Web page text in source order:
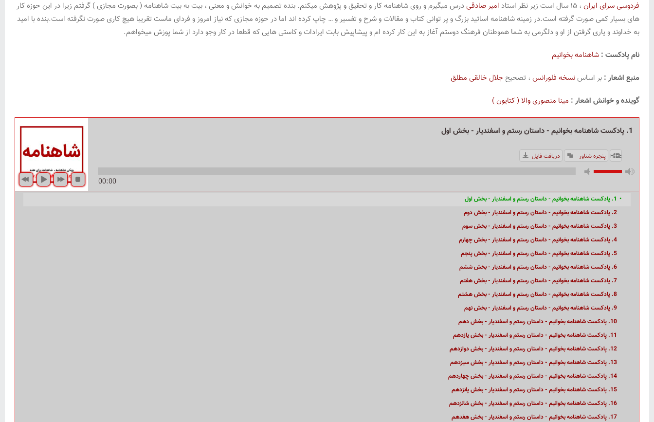
فردوسی سرای ایران ، ۱۵ سال است زیر نظر استاد امیر صادقیدرس میگیرم و روی شاهنامه کار و تحقیق و پژوهش میکنم. بنده تصمیم به خوانش و معنی ، بیت به بیت شاهنامه ( بصورت مجازی ) گرفتم زیرا در این حوزه کار
های بسیار کمی صورت گرفته است.در زمینه شاهنامه اساتید بزرگ و پر توانی کتاب و مقالات و شرح و تفسیر و … چاپ کرده اند اما در حوزه مجازی که نیاز امروز و فردای ماست تقریبا هیچ کاری صورت نگرفته است.بنده با امید
به خداوند و یاری گرفتن از او و دلگرمی به شما هموطنان فرهنگ دوستم آغاز به این کار کرده ام و پیشاپیش بابت ایرادات و کاستی هایی که قطعا در کار وجو دارد از شما پوزش میخواهم.
نام پادکست : شاهنامه بخوانیم
منبع اشعار : بر اساس نسخه فلورانس ، تصحیح جلال خالقی مطلق
گوینده و خوانش اشعار : مینا منصوری والا ( کتایون )
1. پادکست شاهنامه بخوانیم - داستان رستم و اسفندیار - بخش اول
00:00
HIDE PLAYLIST پنجره شناور دریافت فایل
1. پادکست شاهنامه بخوانیم - داستان رستم و اسفندیار - بخش اول
2. پادکست شاهنامه بخوانیم - داستان رستم و اسفندیار - بخش دوم
3. پادکست شاهنامه بخوانیم - داستان رستم و اسفندیار - بخش سوم
4. پادکست شاهنامه بخوانیم - داستان رستم و اسفندیار - بخش چهارم
5. پادکست شاهنامه بخوانیم - داستان رستم و اسفندیار - بخش پنجم
6. پادکست شاهنامه بخوانیم - داستان رستم و اسفندیار - بخش ششم
7. پادکست شاهنامه بخوانیم - داستان رستم و اسفندیار - بخش هفتم
8. پادکست شاهنامه بخوانیم - داستان رستم و اسفندیار - بخش هشتم
9. پادکست شاهنامه بخوانیم - داستان رستم و اسفندیار - بخش نهم
10. پادکست شاهنامه بخوانیم - داستان رستم و اسفندیار - بخش دهم
11. پادکست شاهنامه بخوانیم - داستان رستم و اسفندیار - بخش یازدهم
12. پادکست شاهنامه بخوانیم - داستان رستم و اسفندیار - بخش دوازدهم
13. پادکست شاهنامه بخوانیم - داستان رستم و اسفندیار - بخش سیزدهم
14. پادکست شاهنامه بخوانیم - داستان رستم و اسفندیار - بخش چهاردهم
15. پادکست شاهنامه بخوانیم - داستان رستم و اسفندیار - بخش پانزدهم
16. پادکست شاهنامه بخوانیم - داستان رستم و اسفندیار - بخش شانزدهم
17. پادکست شاهنامه بخوانیم - داستان رستم و اسفندیار - بخش هفدهم